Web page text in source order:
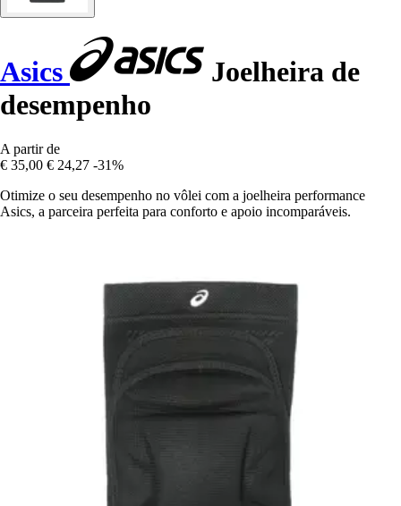
Asics
Joelheira de
desempenho
A partir de
€ 35,00 € 24,27 -31%
Otimize o seu desempenho no vôlei com a joelheira performance
Asics, a parceira perfeita para conforto e apoio incomparáveis.